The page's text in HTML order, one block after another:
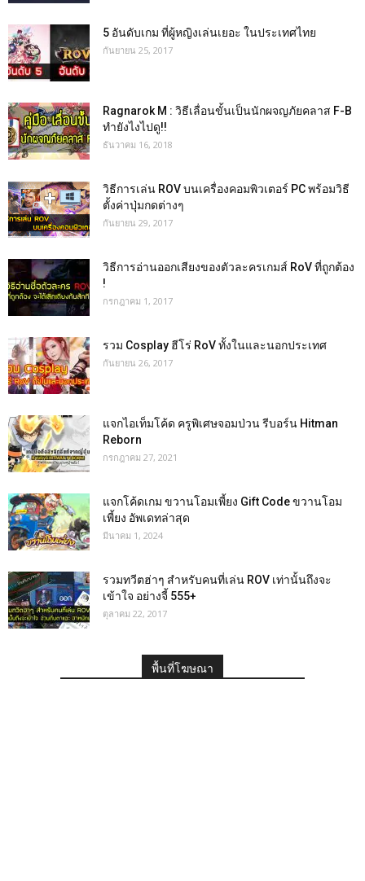
5 อันดับเกม ที่ผู้หญิงเล่นเยอะ ในประเทศไทย
กันยายน 25, 2017
Ragnarok M : วิธีเลื่อนขั้นเป็นนักผจญภัยคลาส F-B
ทำยังไงไปดู!!
ธันวาคม 16, 2018
วิธีการเล่น ROV บนเครื่องคอมพิวเตอร์ PC พร้อมวิธี
ตั้งค่าปุ่มกดต่างๆ
กันยายน 29, 2017
วิธีการอ่านออกเสียงของตัวละครเกมส์ RoV ที่ถูกต้อง
!
กรกฎาคม 1, 2017
รวม Cosplay ฮีโร่ RoV ทั้งในและนอกประเทศ
กันยายน 26, 2017
แจกไอเท็มโค้ด ครูพิเศษจอมป่วน รีบอร์น Hitman
Reborn
กรกฎาคม 27, 2021
แจกโค้ดเกม ขวานโอมเพี้ยง Gift Code ขวานโอม
เพี้ยง อัพเดทล่าสุด
มีนาคม 1, 2024
รวมทวีตฮ่าๆ สำหรับคนที่เล่น ROV เท่านั้นถึงจะ
เข้าใจ อย่างจี้ 555+
ตุลาคม 22, 2017
พื้นที่โฆษณา